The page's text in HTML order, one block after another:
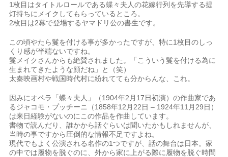
1枚目はタイトルロールである蝶々夫人の花嫁行列を先導する提
灯持ちにメイクしてもらっているところ。
2枚目は2幕で登場するヤマドリ公の書生です。
この頃やたら鬘を付ける事が多かったですが、特に1枚目のしっ
くり感が半端ないですね。
鬘メイクさんからも絶賛されました。「こういう鬘を付ける為に
生まれてきたような顔だね」と（笑）
太秦映画村や戦国時代村に紛れてても分からんな、これ。
因みにオペラ「蝶々夫人」（1904年2月17日初演）の作曲家であ
るジャコモ・プッチーニ（1858年12月22日 – 1924年11月29日）
は来日経験がないのにこの作品を作曲しています。
書物で読んだり、誰かから話ぐらいは聞いたかもしれませんが、
当時の事ですから圧倒的な情報不足ですよね。
現代でもよく公演される名作の1つですが、話の舞台は日本。家
の中では履物を脱ぐのに、外から家に上がる際に履物を脱ぐ時間